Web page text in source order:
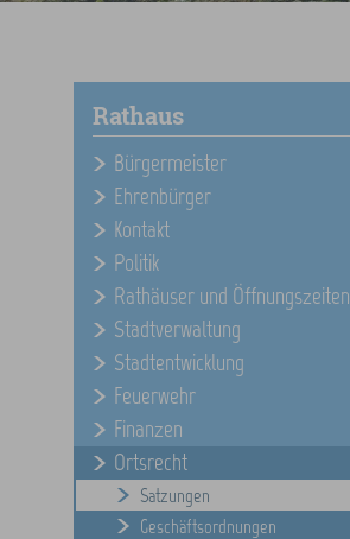
Rathaus
Bürgermeister
Ehrenbürger
Kontakt
Politik
Rathäuser und Öffnungszeiten
Stadtverwaltung
Stadtentwicklung
Feuerwehr
Finanzen
Ortsrecht
Satzungen
Geschäftsordnungen